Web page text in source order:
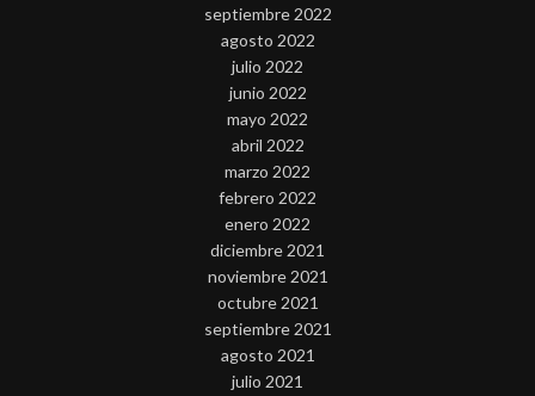
septiembre 2022
agosto 2022
julio 2022
junio 2022
mayo 2022
abril 2022
marzo 2022
febrero 2022
enero 2022
diciembre 2021
noviembre 2021
octubre 2021
septiembre 2021
agosto 2021
julio 2021